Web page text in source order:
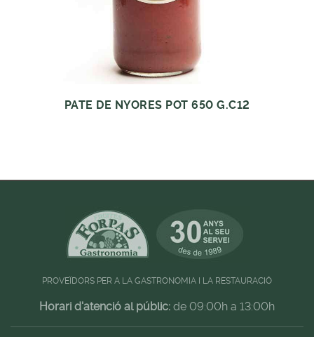
PATE DE NYORES POT 650 G.C12
PROVEÏDORS PER A LA GASTRONOMIA I LA RESTAURACIÓ
Horari d'atenció al públic: de 09:00h a 13:00h